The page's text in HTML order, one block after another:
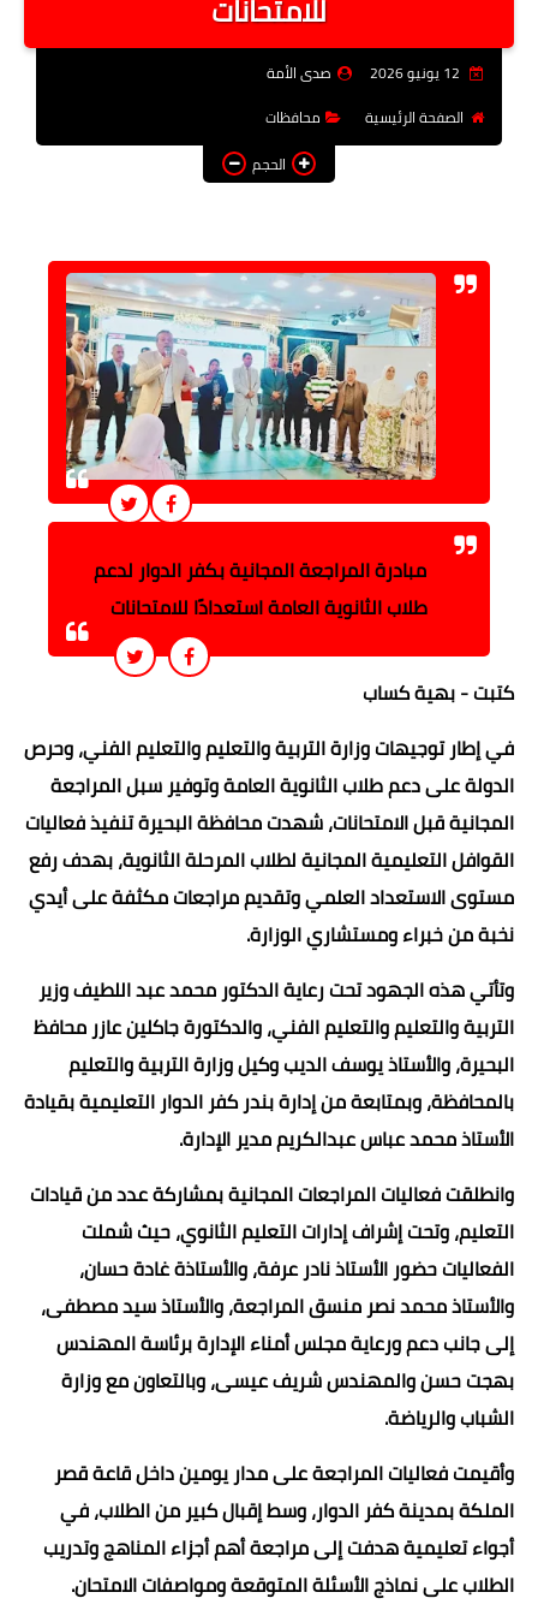
فن وثقافة
توك شو
المزيد
للامتحانات
صدى الأمة
الصفحة الرئيسية
محافظات
الحجم
مبادرة المراجعة المجانية بكفر الدوار لدعم
طلاب الثانوية العامة استعدادًا للامتحانات
كتبت - بهية كساب
في إطار توجيهات وزارة التربية والتعليم والتعليم الفني، وحرص
الدولة على دعم طلاب الثانوية العامة وتوفير سبل المراجعة
المجانية قبل الامتحانات، شهدت محافظة البحيرة تنفيذ فعاليات
القوافل التعليمية المجانية لطلاب المرحلة الثانوية، بهدف رفع
مستوى الاستعداد العلمي وتقديم مراجعات مكثفة على أيدي
نخبة من خبراء ومستشاري الوزارة.
وتأتي هذه الجهود تحت رعاية الدكتور محمد عبد اللطيف وزير
التربية والتعليم والتعليم الفني، والدكتورة جاكلين عازر محافظ
البحيرة، والأستاذ يوسف الديب وكيل وزارة التربية والتعليم
بالمحافظة، وبمتابعة من إدارة بندر كفر الدوار التعليمية بقيادة
الأستاذ محمد عباس عبدالكريم مدير الإدارة.
وانطلقت فعاليات المراجعات المجانية بمشاركة عدد من قيادات
التعليم، وتحت إشراف إدارات التعليم الثانوي، حيث شملت
الفعاليات حضور الأستاذ نادر عرفة، والأستاذة غادة حسان،
والأستاذ محمد نصر منسق المراجعة، والأستاذ سيد مصطفى،
إلى جانب دعم ورعاية مجلس أمناء الإدارة برئاسة المهندس
بهجت حسن والمهندس شريف عيسى، وبالتعاون مع وزارة
الشباب والرياضة.
وأقيمت فعاليات المراجعة على مدار يومين داخل قاعة قصر
الملكة بمدينة كفر الدوار، وسط إقبال كبير من الطلاب، في
أجواء تعليمية هدفت إلى مراجعة أهم أجزاء المناهج وتدريب
الطلاب على نماذج الأسئلة المتوقعة ومواصفات الامتحان.